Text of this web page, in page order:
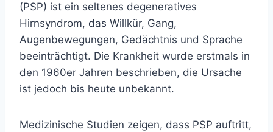
(PSP) ist ein seltenes degeneratives
Hirnsyndrom, das Willkür, Gang,
Augenbewegungen, Gedächtnis und Sprache
beeinträchtigt. Die Krankheit wurde erstmals in
den 1960er Jahren beschrieben, die Ursache
ist jedoch bis heute unbekannt.
Medizinische Studien zeigen, dass PSP auftritt,